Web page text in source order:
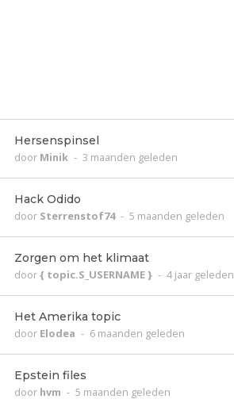
Hersenspinsel
door Minik - 3 maanden geleden
Hack Odido
door Sterrenstof74 - 5 maanden geleden
Zorgen om het klimaat
door{ topic.S_USERNAME } - 4 jaar geleden
Het Amerika topic
door Elodea - 6 maanden geleden
Epstein files
door hvm - 5 maanden geleden